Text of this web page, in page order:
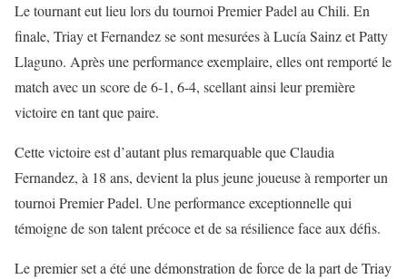
Le tournant eut lieu lors du tournoi Premier Padel au Chili. En
finale, Triay et Fernandez se sont mesurées à Lucía Sainz et Patty
Llaguno. Après une performance exemplaire, elles ont remporté le
match avec un score de 6-1, 6-4, scellant ainsi leur première
victoire en tant que paire.
Cette victoire est d’autant plus remarquable que Claudia
Fernandez, à 18 ans, devient la plus jeune joueuse à remporter un
tournoi Premier Padel. Une performance exceptionnelle qui
témoigne de son talent précoce et de sa résilience face aux défis.
Le premier set a été une démonstration de force de la part de Triay